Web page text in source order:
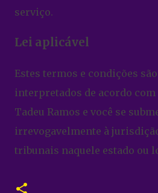
serviço.
Lei aplicável
Estes termos e condições
interpretados de acordo com
Tadeu Ramos e você se
irrevogavelmente à
tribunais naquele estado ou